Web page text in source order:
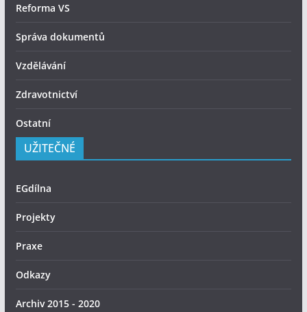
Reforma VS
Správa dokumentů
Vzdělávání
Zdravotnictví
Ostatní
UŽITEČNÉ
EGdílna
Projekty
Praxe
Odkazy
Archiv 2015 - 2020